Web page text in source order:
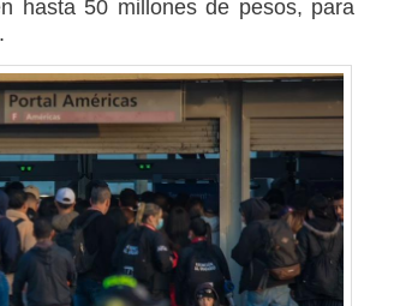
hasta 50 millones de pesos, para